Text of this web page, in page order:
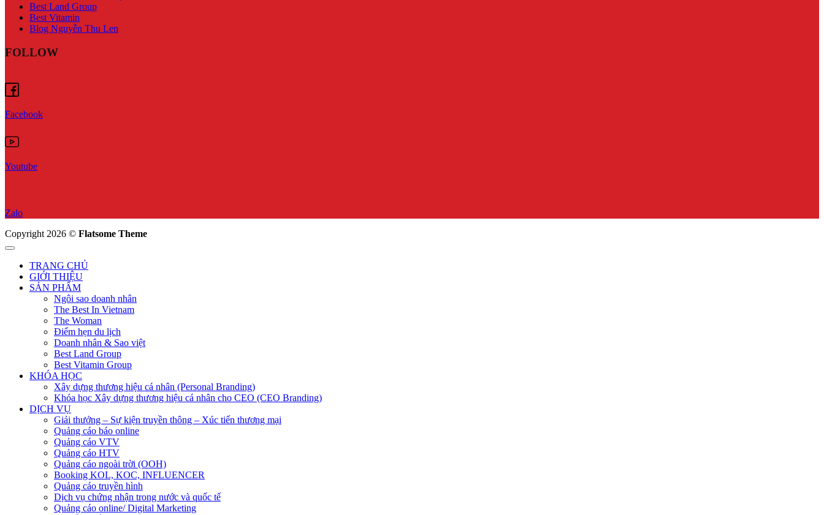
Best Land Group
Best Vitamin
Blog Nguyễn Thu Len
FOLLOW
Facebook
Youtube
Zalo
Copyright 2026 © Flatsome Theme
TRANG CHỦ
GIỚI THIỆU
SẢN PHẨM
Ngôi sao doanh nhân
The Best In Vietnam
The Woman
Điểm hẹn du lịch
Doanh nhân & Sao việt
Best Land Group
Best Vitamin Group
KHÓA HỌC
Xây dựng thương hiệu cá nhân (Personal Branding)
Khóa học Xây dựng thương hiệu cá nhân cho CEO (CEO Branding)
DỊCH VỤ
Giải thưởng – Sự kiện truyền thông – Xúc tiến thương mại
Quảng cáo báo online
Quảng cáo VTV
Quảng cáo HTV
Quảng cáo ngoài trời (OOH)
Booking KOL, KOC, INFLUENCER
Quảng cáo truyền hình
Dịch vụ chứng nhận trong nước và quốc tế
Quảng cáo online/ Digital Marketing